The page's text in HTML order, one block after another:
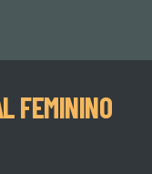
FEMININO